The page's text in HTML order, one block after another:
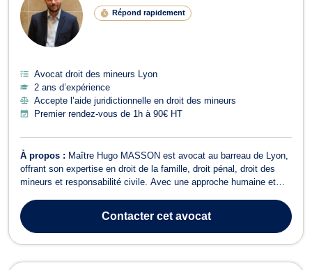
Répond rapidement
Avocat droit des mineurs Lyon
2 ans d’expérience
Accepte l’aide juridictionnelle en droit des mineurs
Premier rendez-vous de 1h à 90€ HT
À propos : Maître Hugo MASSON est avocat au barreau de Lyon,
offrant son expertise en droit de la famille, droit pénal, droit des
mineurs et responsabilité civile. Avec une approche humaine et
ses clients à chaque étape de la procédure. Que vous soyez
confronté à : Une garde...Contactercet avocat